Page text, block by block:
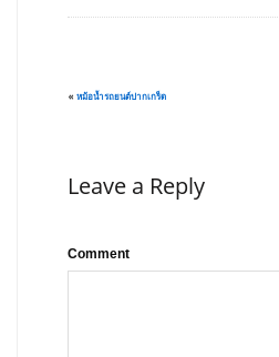
« หม้อน้ำรถยนต์ปากเกร็ด
Leave a Reply
Comment